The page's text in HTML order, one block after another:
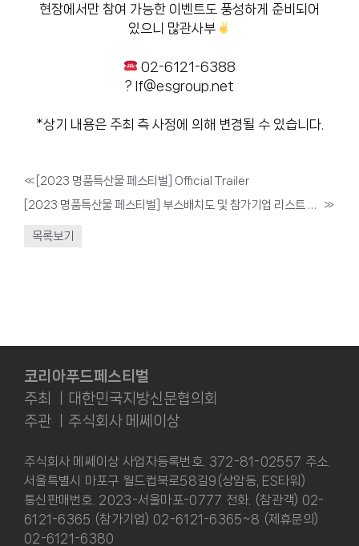
현장에서만 참여 가능한 이벤트도 풍성하게 준비되어
있으니 많관사부
02-6121-6388
? lf@esgroup.net
*상기 내용은 주최 측 사정에 의해 변경될 수 있습니다.
« [2023 명품특산물 페스티벌] Official Trailer
[2023 명품특산물 페스티벌] 부스배치도 및 참가기업 리스트 공개!
»
목록보기
코리아푸드페스티벌
주최 ㅣ대한민국지방신문협의회
주관 ㅣ주식회사 메쎄이상
주식회사 메쎄이상 사업자등록번호. 372-81-02557 주소.
서울특별시 마포구 월드컵북로58길9(상암동, ES타워)
통신판매번호. 2023-서울마포-0777 전화. (참관객) 02-
6121-6365 (참가기업) 02-6121-6365~8 (제휴문의)
02-6121-6380